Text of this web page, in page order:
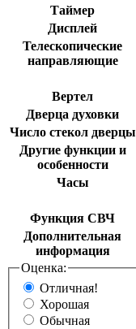
Таймер
Дисплей
Телескопические
направляющие
Вертел
Дверца духовки
Число стекол дверцы
Другие функции и
особенности
Часы
Функция СВЧ
Дополнительная
информация
Оценка:
Отличная!
Хорошая
Обычная